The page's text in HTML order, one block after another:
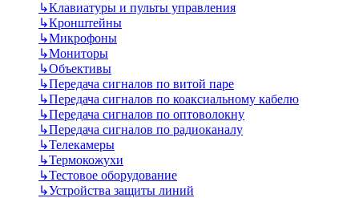
↳Клавиатуры и пульты управления
↳Кронштейны
↳Микрофоны
↳Мониторы
↳Объективы
↳Передача сигналов по витой паре
↳Передача сигналов по коаксиальному кабелю
↳Передача сигналов по оптоволокну
↳Передача сигналов по радиоканалу
↳Телекамеры
↳Термокожухи
↳Тестовое оборудование
↳Устройства защиты линий